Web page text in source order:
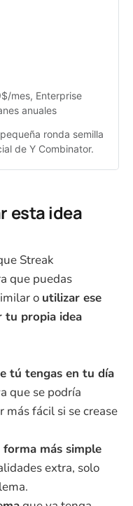
mes, Enterprise
anuales
ronda semilla
de Y Combinator.
esta idea
Streak
que puedas
o utilizar ese
tu propia idea
tú tengas en tu día
que se podría
más fácil si se crease
más simple
extra, solo